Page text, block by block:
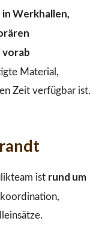
Werkhallen,
vorab
Material,
Zeit verfügbar ist.
ist rund um